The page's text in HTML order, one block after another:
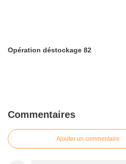
Opération déstockage 82
Commentaires
Ajouter un commentaire